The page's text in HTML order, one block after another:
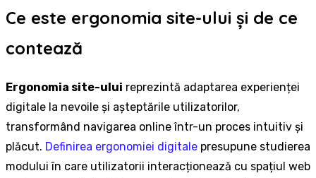
Ce este ergonomia site-ului și de ce
contează
Ergonomia site-ului reprezintă adaptarea experienței
digitale la nevoile și așteptările utilizatorilor,
transformând navigarea online într-un proces intuitiv și
plăcut. Definirea ergonomiei digitale presupune studierea
modului în care utilizatorii interacționează cu spațiul web